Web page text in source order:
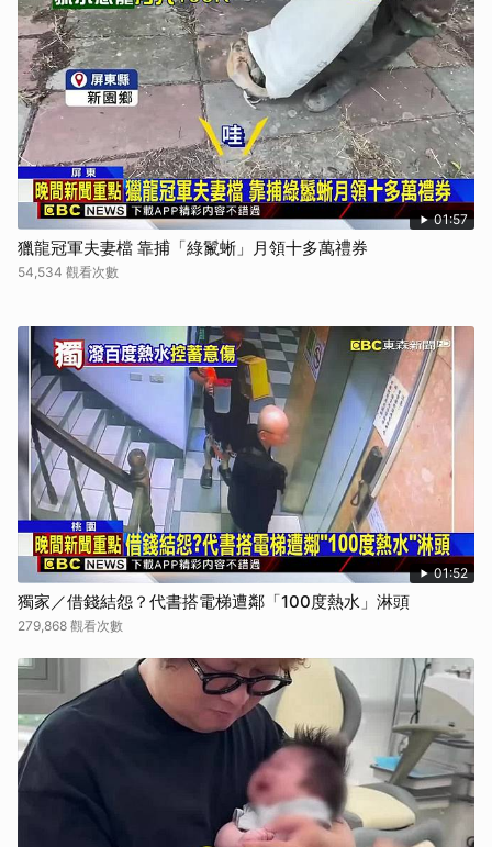
01:57
獵龍冠軍夫妻檔 靠捕「綠鬣蜥」月領十多萬禮券
54,534 觀看次數
01:52
獨家／借錢結怨？代書搭電梯遭鄰「100度熱水」淋頭
279,868 觀看次數